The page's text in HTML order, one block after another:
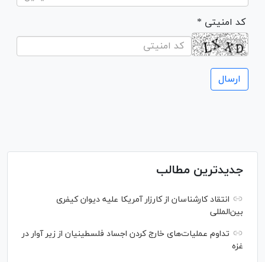
* کد امنیتی
جدیدترین مطالب
انتقاد کارشناسان از کارزار آمریکا علیه دیوان کیفری
بین‌المللی
تداوم عملیات‌های خارج کردن اجساد فلسطینیان از زیر آوار در
غزه